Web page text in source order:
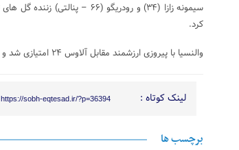
کرد.
والنسیا با پیروزی ارزشمند مقابل آلاوس ۲۴ امتیازی شد و با حفظ رده دوم جدول به یک امتیازی بارسلونا رسید.
لینک کوتاه : https://sobh-eqtesad.ir/?p=36394
برچسب ها